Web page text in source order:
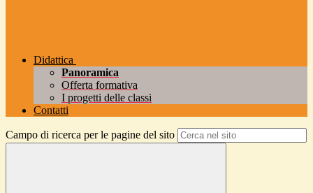
Didattica
Panoramica
Offerta formativa
I progetti delle classi
Contatti
Campo di ricerca per le pagine del sito